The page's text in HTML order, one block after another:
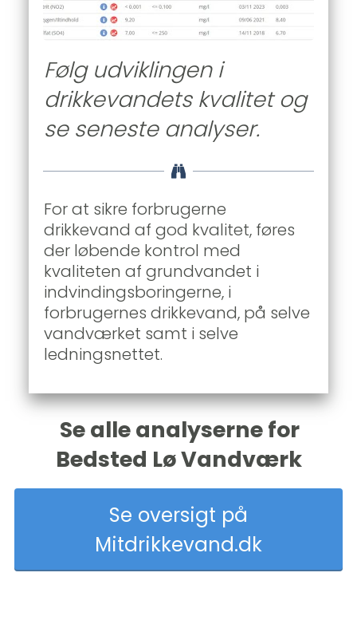
Følg udviklingen i
drikkevandets kvalitet og
se seneste analyser.
For at sikre forbrugerne
drikkevand af god kvalitet, føres
der løbende kontrol med
kvaliteten af grundvandet i
indvindingsboringerne, i
forbrugernes drikkevand, på selve
vandværket samt i selve
ledningsnettet.
Se alle analyserne for
Bedsted Lø Vandværk
Se oversigt på
Mitdrikkevand.dk